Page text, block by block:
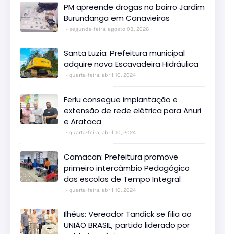
PM apreende drogas no bairro Jardim
Burundanga em Canavieiras
segunda-feira, agosto 03, 2026
Santa Luzia: Prefeitura municipal
adquire nova Escavadeira Hidráulica
quarta-feira, abril 10, 2024
Ferlu consegue implantação e
extensão de rede elétrica para Anuri
e Arataca
quarta-feira, abril 10, 2024
Camacan: Prefeitura promove
primeiro intercâmbio Pedagógico
das escolas de Tempo Integral
quarta-feira, abril 10, 2024
Ilhéus: Vereador Tandick se filia ao
UNIÃO BRASIL, partido liderado por